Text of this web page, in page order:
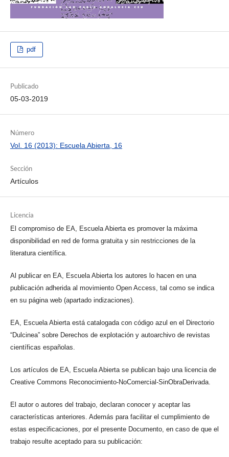
pdf
Publicado
05-03-2019
Número
Vol. 16 (2013): Escuela Abierta, 16
Sección
Artículos
Licencia
El compromiso de EA, Escuela Abierta es promover la máxima
disponibilidad en red de forma gratuita y sin restricciones de la
literatura científica.
Al publicar en EA, Escuela Abierta los autores lo hacen en una
publicación adherida al movimiento Open Access, tal como se indica
en su página web (apartado indizaciones).
EA, Escuela Abierta está catalogada con código azul en el Directorio
“Dulcinea” sobre Derechos de explotación y autoarchivo de revistas
científicas españolas.
Los artículos de EA, Escuela Abierta se publican bajo una licencia de
Creative Commons Reconocimiento-NoComercial-SinObraDerivada.
El autor o autores del trabajo, declaran conocer y aceptar las
características anteriores. Además para facilitar el cumplimiento de
estas especificaciones, por el presente Documento, en caso de que el
trabajo resulte aceptado para su publicación: